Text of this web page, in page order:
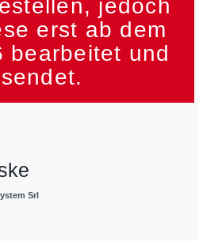
jedoch
erst ab dem
bearbeitet und
Srl